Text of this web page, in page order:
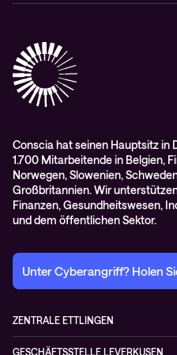
Cisco Webex
RMA-Antrag
AGB
Conscia hat seinen Hauptsitz in
1.700 Mitarbeitende in Belgien,
Norwegen, Slowenien,
Großbritannien. Wir
Finanzen, Gesundheitswesen,
und dem öffentlichen Sektor.
Unter Cyberangriff? Holen
ZENTRALE ETTLINGEN
Otto-Hahn-Str. 18
GESCHÄFTSSTELLE LEVERKUSEN